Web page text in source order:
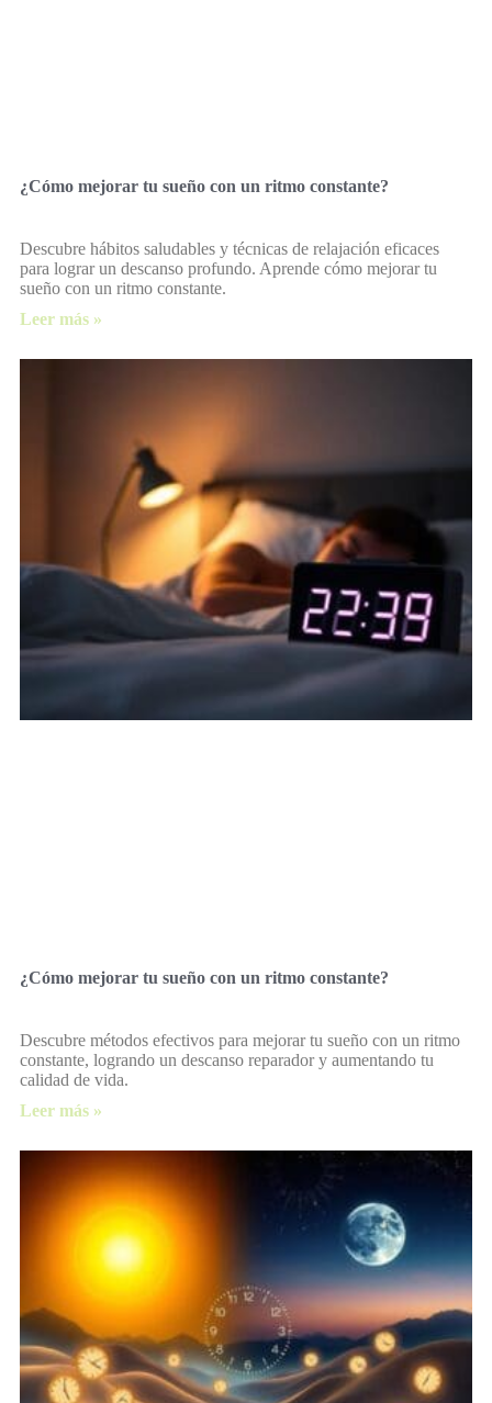
¿Cómo mejorar tu sueño con un ritmo constante?
Descubre hábitos saludables y técnicas de relajación eficaces
para lograr un descanso profundo. Aprende cómo mejorar tu
sueño con un ritmo constante.
Leer más »
¿Cómo mejorar tu sueño con un ritmo constante?
Descubre métodos efectivos para mejorar tu sueño con un ritmo
constante, logrando un descanso reparador y aumentando tu
calidad de vida.
Leer más »